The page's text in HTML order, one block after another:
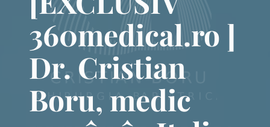
360medical.ro ]
Dr. Cristian
Boru, medic